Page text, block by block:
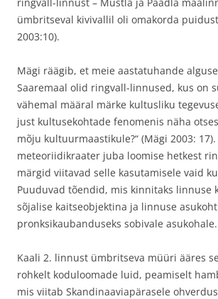
ümbritseval kivivallil oli omakorda
2003:10).
Mägi räägib, et meie aastatuhande
Saaremaal olid ringvall-linnused, kus on
vähemal määral märke kultusliku
just kultusekohtade fenomenis näha
mõju kultuurmaastikule?“ (Mägi 2003:
meteoriidikraater juba loomise hetkest
märgid viitavad selle kasutamisele vaid
Puuduvad tõendid, mis kinnitaks linnuse
sõjalise kaitseobjektina ja linnuse
pronksikaubanduseks sobivale asukohale.
Kaali 2. linnust ümbritseva müüri ääres
rohkelt koduloomade luid, peamiselt
mis viitab Skandinaaviapärasele